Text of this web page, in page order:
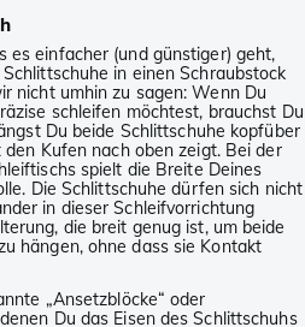
es einfacher (und günstiger) geht,
in einen Schraubstock
nicht umhin zu sagen: Wenn Du
schleifen möchtest, brauchst Du
Du beide Schlittschuhe kopfüber
Kufen nach oben zeigt. Bei der
spielt die Breite Deines
Die Schlittschuhe dürfen sich nicht
in dieser Schleifvorrichtung
die breit genug ist, um beide
hängen, ohne dass sie Kontakt
„Ansetzblöcke“ oder
Du das Eisen des Schlittschuhs